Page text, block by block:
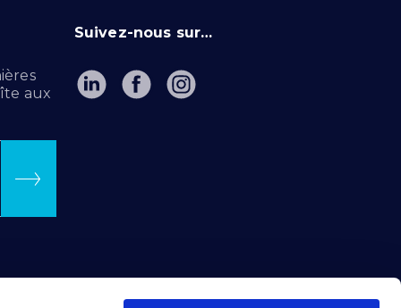
aux
Suivez-nous sur…